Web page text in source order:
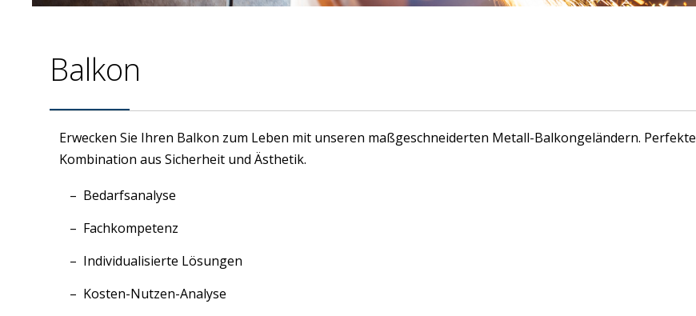
Balkon
Erwecken Sie Ihren Balkon zum Leben mit unseren maßgeschneiderten Metall-Balkongeländern. Perfekte
Kombination aus Sicherheit und Ästhetik.
Bedarfsanalyse
Fachkompetenz
Individualisierte Lösungen
Kosten-Nutzen-Analyse